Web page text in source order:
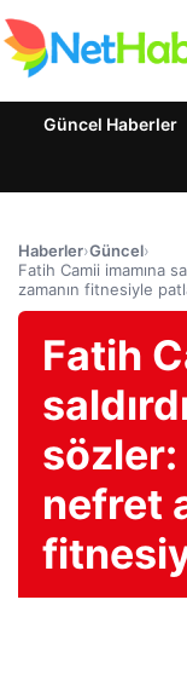
Güncel Haberler
Haberler›Güncel›
Fatih Camii imamına
zamanın fitnesiyle
Fatih
nefret